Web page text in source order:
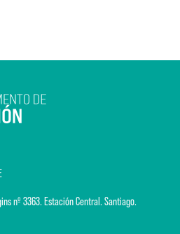
USACH Y SU APORTE EN
nº 3363. Estación Central. Santiago.